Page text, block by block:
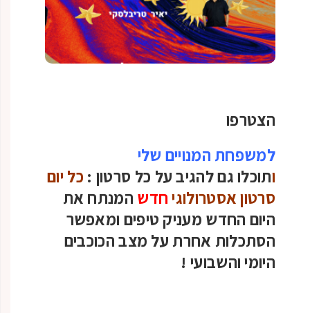
הצטרפו
למשפחת המנויים שלי
ותוכלו גם להגיב על כל סרטון : כל יום
סרטון אסטרולוגיחדש המנתח את
היום החדש מעניק טיפים ומאפשר
הסתכלות אחרת על מצב הכוכבים
היומי והשבועי!